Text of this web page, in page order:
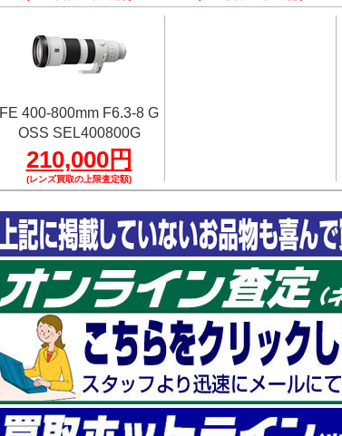
FE 400-800mm F6.3-8 G
OSS SEL400800G
210,000円
(レンズ買取の上限査定額)